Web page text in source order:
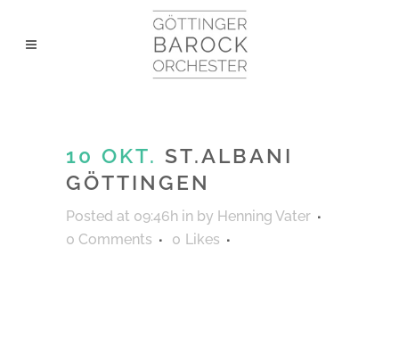
10 OKT. ST.ALBANI
GÖTTINGEN
Posted at 09:46h in by Henning Vater
0 Comments
0 Likes